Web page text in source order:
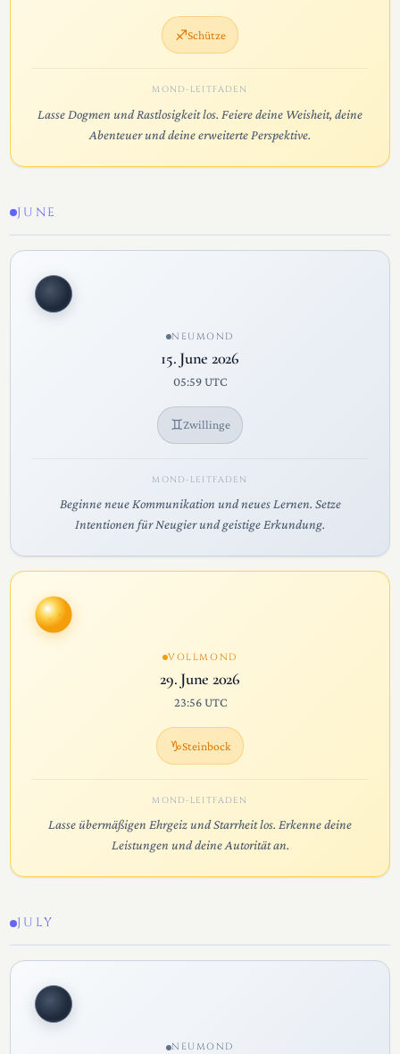
♐Schütze
MOND-LEITFADEN
Lasse Dogmen und Rastlosigkeit los. Feiere deine Weisheit, deine
Abenteuer und deine erweiterte Perspektive.
JUNE
NEUMOND
15. June 2026
05:59 UTC
♊Zwillinge
MOND-LEITFADEN
Beginne neue Kommunikation und neues Lernen. Setze
Intentionen für Neugier und geistige Erkundung.
VOLLMOND
29. June 2026
23:56 UTC
♑Steinbock
MOND-LEITFADEN
Lasse übermäßigen Ehrgeiz und Starrheit los. Erkenne deine
Leistungen und deine Autorität an.
JULY
NEUMOND